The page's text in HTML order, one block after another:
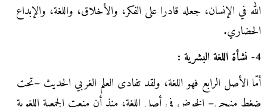
الله في الإنسان، جعله قادرا على الفكر، والأخلاق، واللغة، والإبداع
الحضاري.
4- نشأة اللغة البشرية :
أمّا الأصل الرابع فهو اللغة، ولقد تفادى العلم الغربي الحديث –تحت